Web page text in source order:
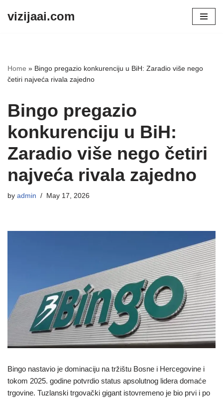
vizijaai.com
Home » Bingo pregazio konkurenciju u BiH: Zaradio više nego
četiri najveća rivala zajedno
Bingo pregazio
konkurenciju u BiH:
Zaradio više nego četiri
najveća rivala zajedno
by admin May 17, 2026
Bingo nastavio je dominaciju na tržištu Bosne i Hercegovine i
tokom 2025. godine potvrdio status apsolutnog lidera domaće
trgovine. Tuzlanski trgovački gigant istovremeno je bio prvi i po